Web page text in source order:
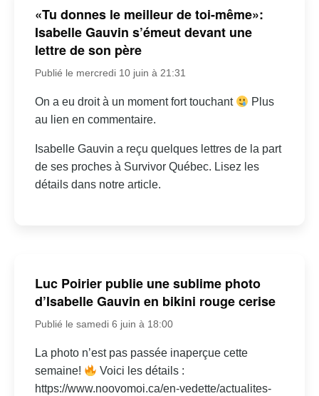
«Tu donnes le meilleur de toi-même»:
Isabelle Gauvin s’émeut devant une
lettre de son père
Publié le mercredi 10 juin à 21:31
On a eu droit à un moment fort touchant
Plus
au lien en commentaire.
Isabelle Gauvin a reçu quelques lettres de la part
de ses proches à Survivor Québec. Lisez les
détails dans notre article.
Luc Poirier publie une sublime photo
d’Isabelle Gauvin en bikini rouge cerise
Publié le samedi 6 juin à 18:00
La photo n’est pas passée inaperçue cette
semaine!
Voici les détails :
https://www.noovomoi.ca/en-vedette/actualites-